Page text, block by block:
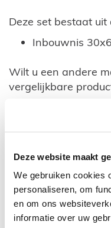
Deze website maakt
We gebruiken cookies
personaliseren, om
en om ons
informatie over uw
Deze set bestaat
Inbouwnis
Wilt u een andere
vergelijkbare
Maak u bestelling
inbouw
accessoires mee te
Download